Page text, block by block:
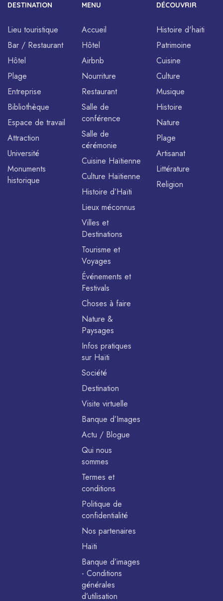
DESTINATION
Lieu touristique
Bar / Restaurant
Hôtel
Plage
Entreprise
Bibliothèque
Espace de travail
Attraction
Université
Monuments
historique
MENU
Accueil
Hôtel
Airbnb
Nourriture
Restaurant
Salle de
conférence
Salle de
cérémonie
Cuisine Haïtienne
Culture Haïtienne
Histoire d’Haïti
Lieux méconnus
Villes et
Destinations
Tourisme et
Voyages
Événements et
Festivals
Choses à faire
Nature &
Paysages
Infos pratiques
sur Haïti
Société
Destination
Visite virtuelle
Banque d’Images
Actu / Blogue
Qui nous
sommes
Termes et
conditions
Politique de
confidentialité
Nos partenaires
Haïti
Banque d’images
- Conditions
générales
d’utilisation
DÉCOUVRIR
Histoire d'haiti
Patrimoine
Cuisine
Culture
Musique
Histoire
Nature
Plage
Artisanat
Littérature
Religion